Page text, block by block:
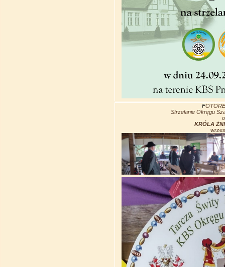
F
Strzelanie Okręgu
KRÓLA